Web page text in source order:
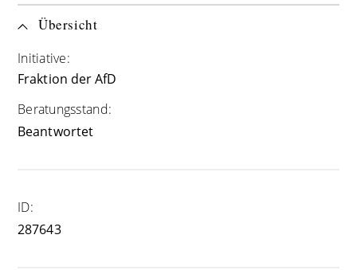
Übersicht
Initiative:
Fraktion der AfD
Beratungsstand:
Beantwortet
ID:
287643